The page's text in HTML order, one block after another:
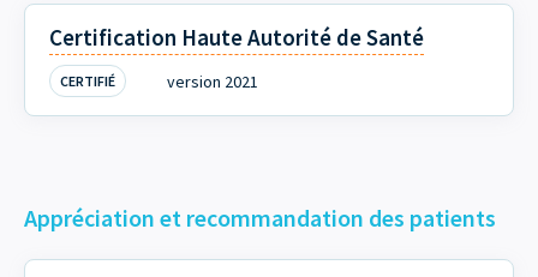
Certification Haute Autorité de Santé
CERTIFIÉ version 2021
Appréciation et recommandation des patients